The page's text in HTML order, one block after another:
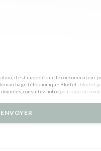
il est rappelé que le consommateur
téléphonique Bloctel :
consultez notre politique de